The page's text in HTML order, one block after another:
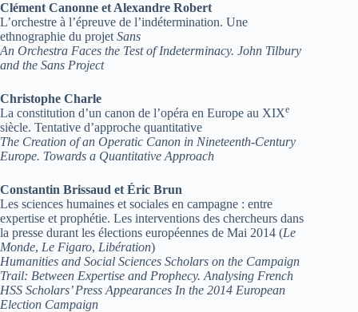
Clément Canonne et Alexandre Robert
L’orchestre à l’épreuve de l’indétermination. Une
ethnographie du projet Sans
An Orchestra Faces the Test of Indeterminacy. John Tilbury
and the Sans Project
Christophe Charle
La constitution d’un canon de l’opéra en Europe au XIXe
siècle. Tentative d’approche quantitative
The Creation of an Operatic Canon in Nineteenth-Century
Europe. Towards a Quantitative Approach
Constantin Brissaud et Éric Brun
Les sciences humaines et sociales en campagne : entre
expertise et prophétie. Les interventions des chercheurs dans
la presse durant les élections européennes de Mai 2014 (Le
Monde, Le Figaro, Libération)
Humanities and Social Sciences Scholars on the Campaign
Trail: Between Expertise and Prophecy. Analysing French
HSS Scholars’ Press Appearances In the 2014 European
Election Campaign